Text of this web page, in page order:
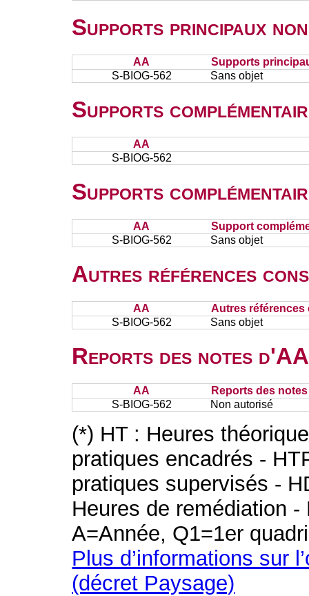
Supports principaux
AA
Supports
S-BIOG-562
Sans objet
Supports
AA
S-BIOG-562
Supports
AA
Support
S-BIOG-562
Sans objet
Autres références
AA
Autres références
S-BIOG-562
Sans objet
Reports des notes
AA
Reports des
S-BIOG-562
Non autorisé
(*) HT : Heures
pratiques encadrés -
pratiques supervisés -
Heures de remédiation
A=Année, Q1=1er
Plus d’informations sur
(décret Paysage)